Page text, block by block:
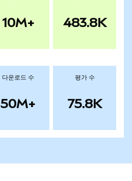
10M+ 483.8K
다운로드 수
50M+
평가 수
75.8K